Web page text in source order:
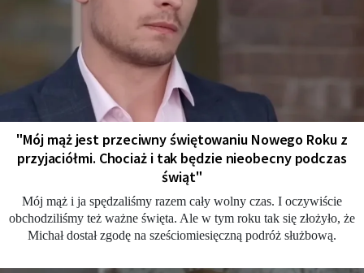
"Mój mąż jest przeciwny świętowaniu Nowego Roku z
przyjaciółmi. Chociaż i tak będzie nieobecny podczas
świąt"
Mój mąż i ja spędzaliśmy razem cały wolny czas. I oczywiście
obchodziliśmy też ważne święta. Ale w tym roku tak się złożyło, że
Michał dostał zgodę na sześciomiesięczną podróż służbową.